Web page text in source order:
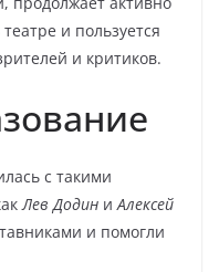
и пользуется
и критиков.
с такими
Лев Додин иАлексей
и помогли